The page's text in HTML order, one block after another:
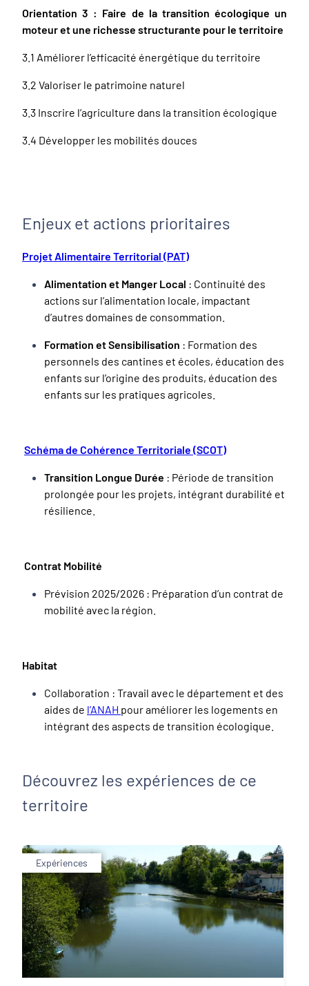
Orientation 3 : Faire de la transition écologique un
moteur et une richesse structurante pour le territoire
3.1 Améliorer l’efficacité énergétique du territoire
3.2 Valoriser le patrimoine naturel
3.3 Inscrire l’agriculture dans la transition écologique
3.4 Développer les mobilités douces
Enjeux et actions prioritaires
Projet Alimentaire Territorial (PAT)
Alimentation et Manger Local : Continuité des
actions sur l’alimentation locale, impactant
d’autres domaines de consommation.
Formation et Sensibilisation : Formation des
personnels des cantines et écoles, éducation des
enfants sur l’origine des produits, éducation des
enfants sur les pratiques agricoles.
Schéma de Cohérence Territoriale (SCOT)
Transition Longue Durée : Période de transition
prolongée pour les projets, intégrant durabilité et
résilience.
Contrat Mobilité
Prévision 2025/2026 : Préparation d’un contrat de
mobilité avec la région.
Habitat
Collaboration : Travail avec le département et des
aides de l’ANAH pour améliorer les logements en
intégrant des aspects de transition écologique.
Découvrez les expériences de ce
territoire
Expériences